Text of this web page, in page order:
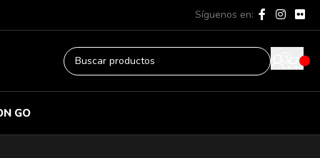
Síguenos en:
GO